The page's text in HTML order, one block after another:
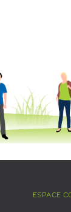
ESPACE